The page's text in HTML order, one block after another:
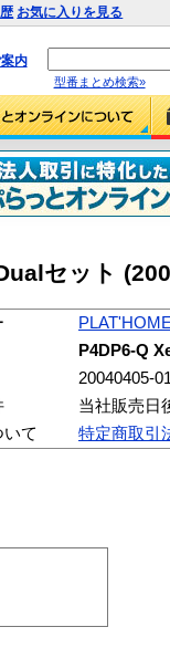
お気に入りを見る
内
型番まとめ検索»
セット
PLAT'HOME
P4DP6-Q
20040405-01
当社販売日
て
特定商取引